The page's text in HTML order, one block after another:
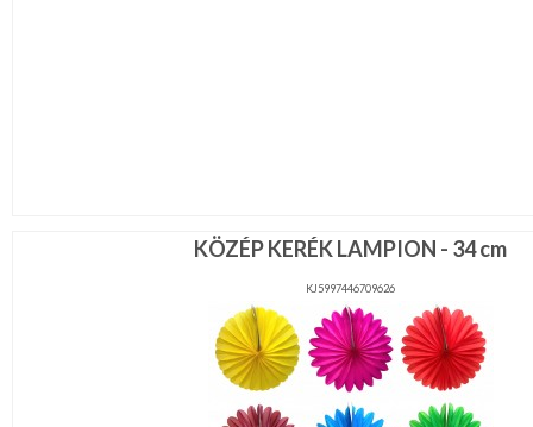
KÖZÉP KERÉK LAMPION - 34 cm
KJ5997446709626